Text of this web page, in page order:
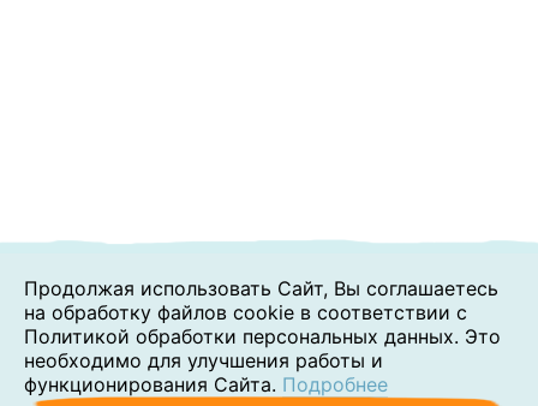
Продолжая использовать Сайт, Вы соглашаетесь
на обработку файлов cookie в соответствии с
Политикой обработки персональных данных. Это
необходимо для улучшения работы и
функционирования Сайта. Подробнее